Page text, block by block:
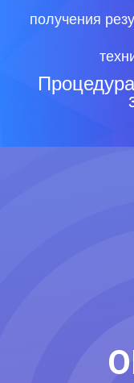
получения